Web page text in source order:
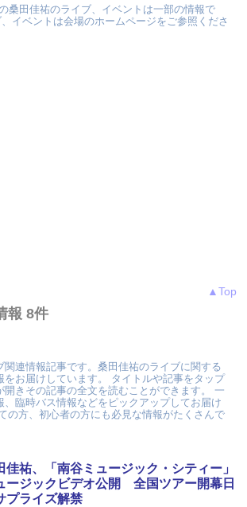
桑田佳祐のライブ、イベントは一部の情報で
イベントは会場のホームページをご参照くださ
▲Top
報 8件
連情報記事です。桑田佳祐のライブに関する
をお届けしています。 タイトルや記事をタップ
開きその記事の全文を読むことができます。 一
、臨時バス情報などをピックアップしてお届け
の方、初心者の方にも必見な情報がたくさんで
佳祐、「南谷ミュージック・シティー」
ージックビデオ公開 全国ツアー開幕日
プライズ解禁